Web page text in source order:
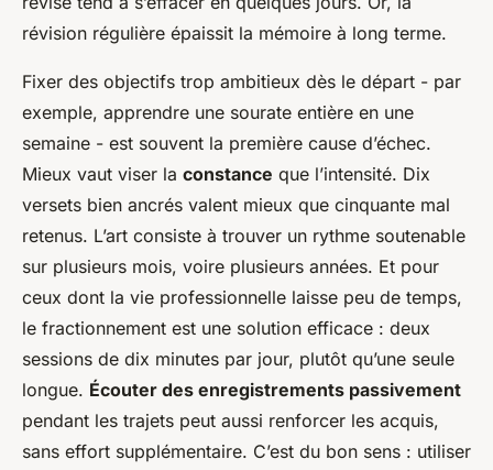
révision régulière épaissit la mémoire à long terme.
Fixer des objectifs trop ambitieux dès le départ - par
exemple, apprendre une sourate entière en une
semaine - est souvent la première cause d’échec.
Mieux vaut viser la constance que l’intensité. Dix
versets bien ancrés valent mieux que cinquante mal
retenus. L’art consiste à trouver un rythme soutenable
sur plusieurs mois, voire plusieurs années. Et pour
ceux dont la vie professionnelle laisse peu de temps,
le fractionnement est une solution efficace : deux
sessions de dix minutes par jour, plutôt qu’une seule
longue. Écouter des enregistrements passivement
pendant les trajets peut aussi renforcer les acquis,
sans effort supplémentaire. C’est du bon sens : utiliser